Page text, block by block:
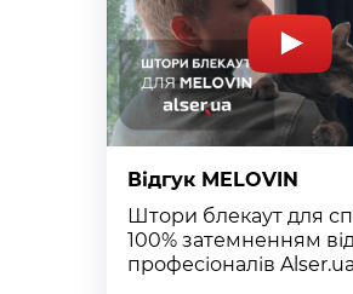
Відгук MELOVIN
Штори блекаут для
100% затемненням
професіоналів Alser.ua